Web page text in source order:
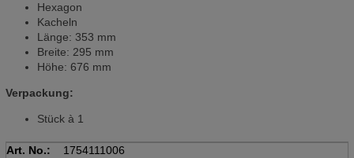
Hexagon
Kacheln
Länge: 353 mm
Breite: 295 mm
Höhe: 676 mm
Verpackung:
Stück à 1
Art. No.:
1754111006